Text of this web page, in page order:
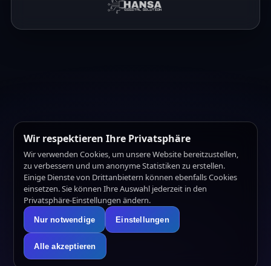
Wir respektieren Ihre Privatsphäre
Wir verwenden Cookies, um unsere Website bereitzustellen,
zu verbessern und um anonyme Statistiken zu erstellen.
Einige Dienste von Drittanbietern können ebenfalls Cookies
einsetzen. Sie können Ihre Auswahl jederzeit in den
Privatsphäre-Einstellungen ändern.